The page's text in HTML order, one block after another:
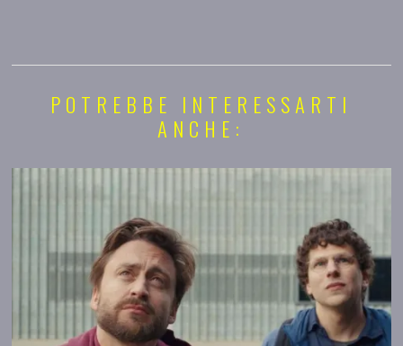
POTREBBE INTERESSARTI
ANCHE: